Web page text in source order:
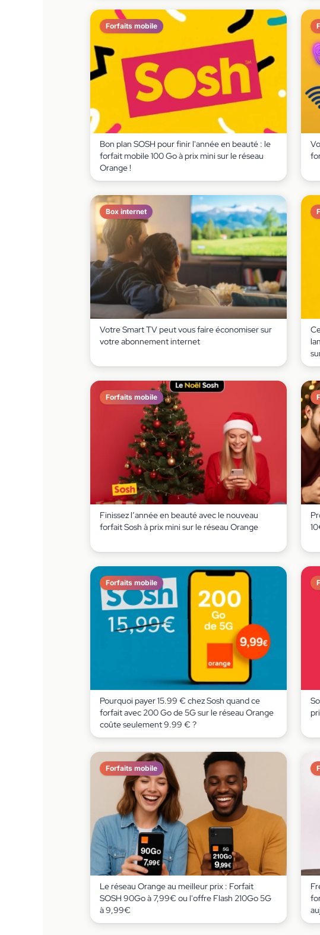
Forfaits mobile
Bon plan SOSH pour finir l'année en beauté : le
forfait mobile 100 Go à prix mini sur le réseau
Orange !
Box internet
Votre Smart TV peut vous faire économiser sur
votre abonnement internet
Forfaits mobile
Finissez l’année en beauté avec le nouveau
forfait Sosh à prix mini sur le réseau Orange
Forfaits mobile
Pourquoi payer 15.99 € chez Sosh quand ce
forfait avec 200 Go de 5G sur le réseau Orange
coûte seulement 9.99 € ?
Forfaits mobile
Le réseau Orange au meilleur prix : Forfait
SOSH 90Go à 7,99€ ou l'offre Flash 210Go 5G
à 9,99€